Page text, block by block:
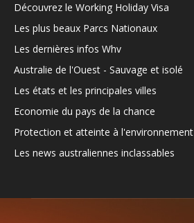
Découvrez le Working Holiday Visa
Les plus beaux Parcs Nationaux
Les dernières infos Whv
Australie de l'Ouest - Sauvage et isolé
Les états et les principales villes
Economie du pays de la chance
Protection et atteinte à l'environnement
Les news australiennes inclassables